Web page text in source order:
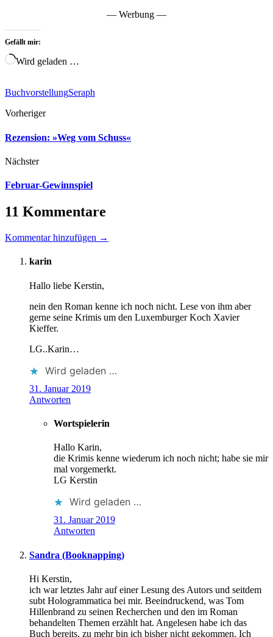
— Werbung —
Gefällt mir:
Wird geladen …
BuchvorstellungSeraph
Vorheriger
Rezension: »Weg vom Schuss«
Nächster
Februar-Gewinnspiel
11 Kommentare
Kommentar hinzufügen →
karin
Hallo liebe Kerstin,
nein den Roman kenne ich noch nicht. Lese von ihm aber
gerne seine Krimis um den Luxemburger Koch Xavier
Kieffer.
LG..Karin…
Wird geladen …
31. Januar 2019
Antworten
Wortspielerin
Hallo Karin,
die Krimis kenne wiederum ich noch nicht; habe sie mir
mal vorgemerkt.
LG Kerstin
Wird geladen …
31. Januar 2019
Antworten
Sandra (Booknapping)
Hi Kerstin,
ich war letztes Jahr auf einer Lesung des Autors und seitdem
subt Hologrammatica bei mir. Beeindruckend, was Tom
Hillenbrand zu seinen Recherchen und den im Roman
behandelten Themen erzählt hat. Angelesen habe ich das
Buch bereits, zu mehr bin ich bisher nicht gekommen. Ich